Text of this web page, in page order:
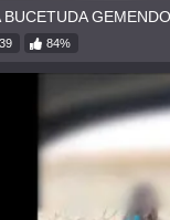
BUCETUDA
84%